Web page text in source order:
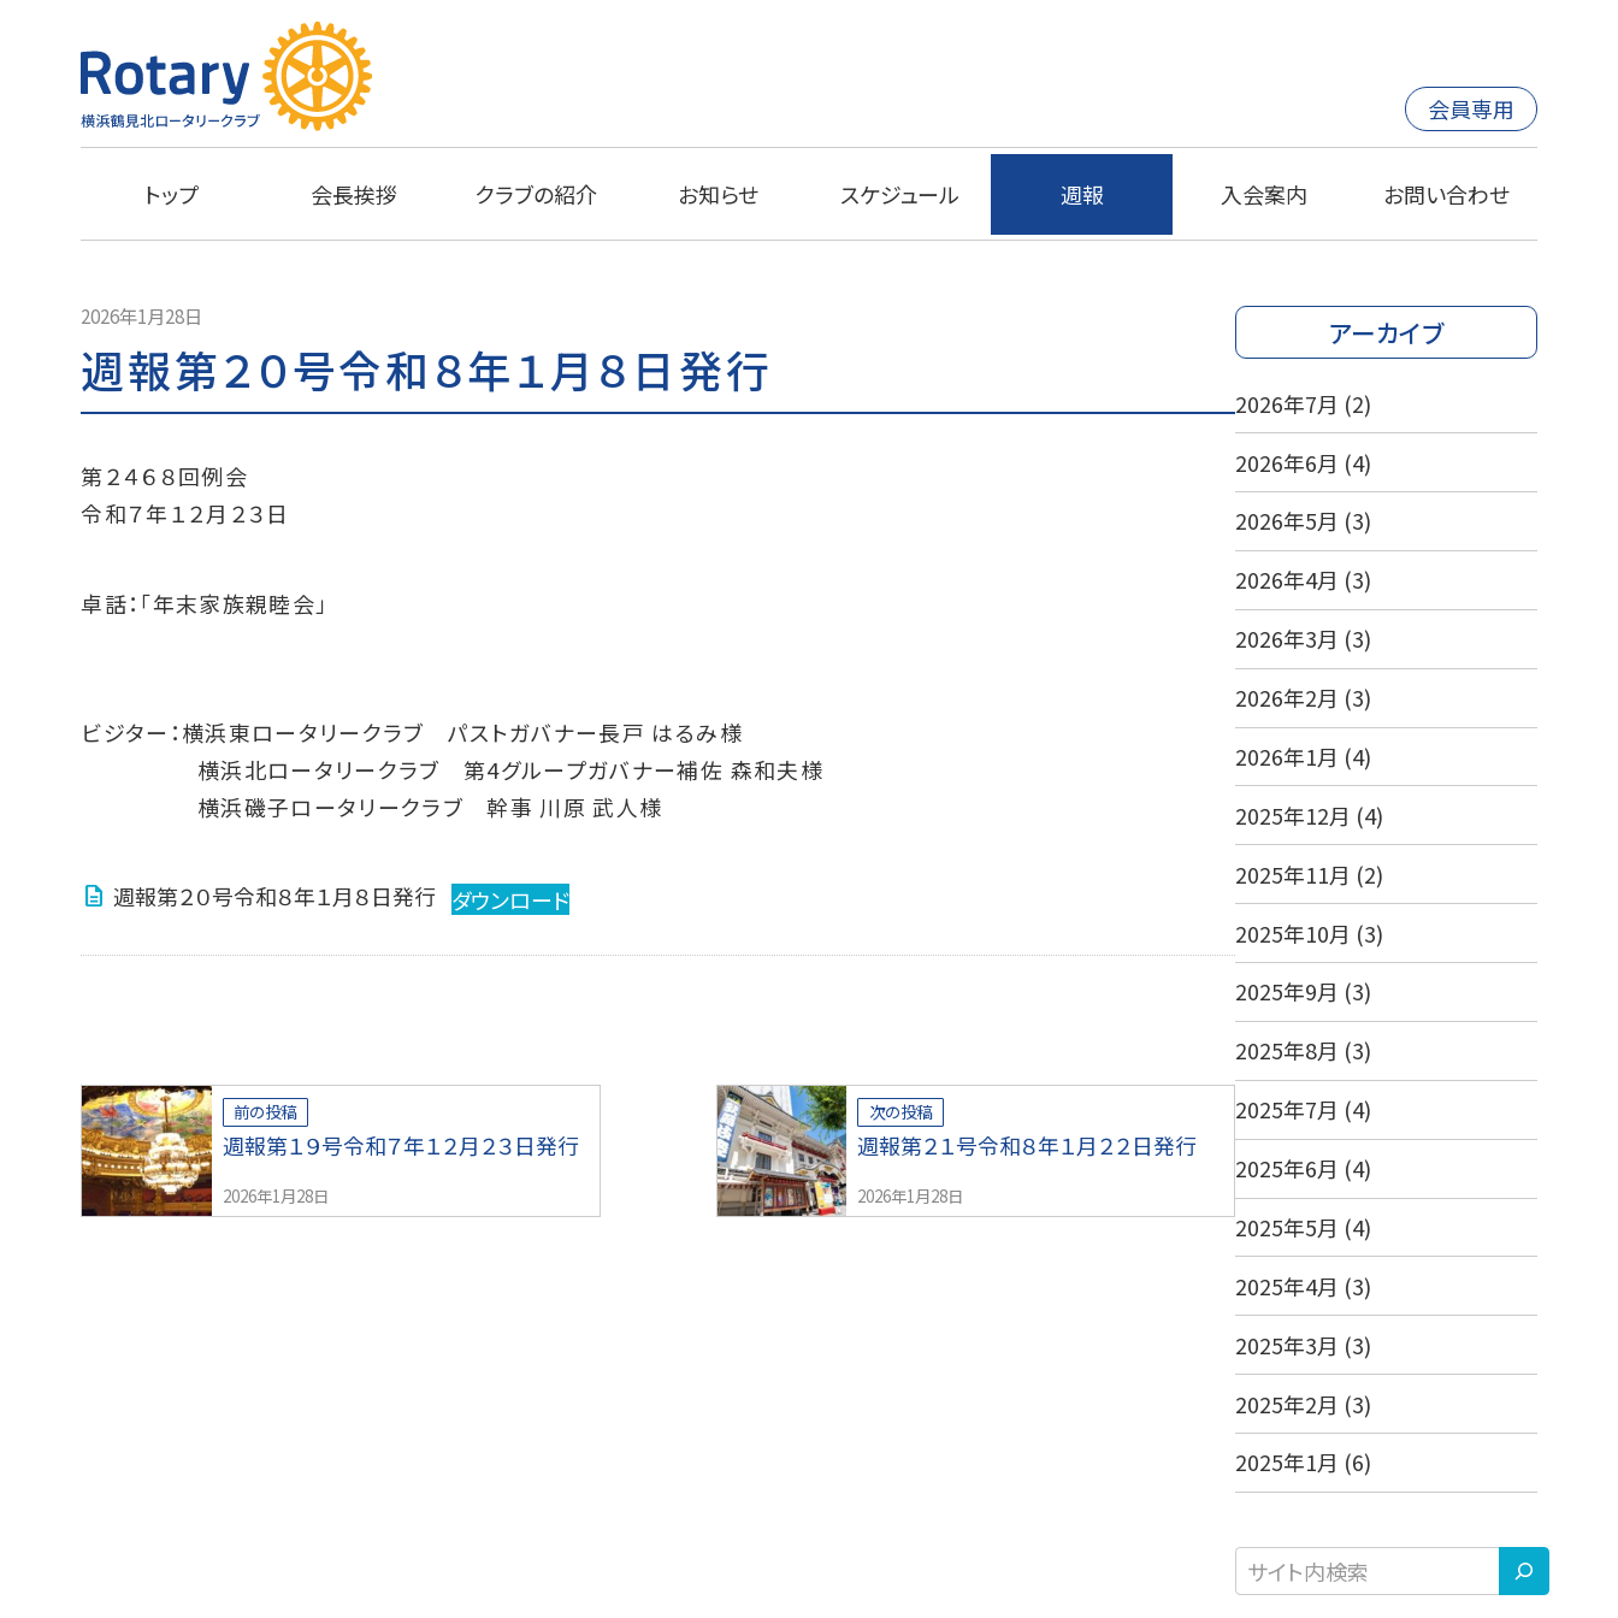
トップ 会長挨拶 クラブの紹介 お知らせ スケジュール 週報 入会案内 お問い合わせ
会員専用
2026年1月28日
週報第２０号令和８年１月８日発行
第２４６８回例会
令和７年１２月２３日
卓話：「年末家族親睦会」
ビジター：横浜東ロータリークラブ パストガバナー長戸 はるみ様
横浜北ロータリークラブ 第4グループガバナー補佐 森和夫様
横浜磯子ロータリークラブ 幹事 川原 武人様
週報第２０号令和８年１月８日発行 ダウンロード
前の投稿
週報第１９号令和７年１２月２３日発行
2026年1月28日
次の投稿
週報第２１号令和８年１月２２日発行
2026年1月28日
アーカイブ
2026年7月 (2)
2026年6月 (4)
2026年5月 (3)
2026年4月 (3)
2026年3月 (3)
2026年2月 (3)
2026年1月 (4)
2025年12月 (4)
2025年11月 (2)
2025年10月 (3)
2025年9月 (3)
2025年8月 (3)
2025年7月 (4)
2025年6月 (4)
2025年5月 (4)
2025年4月 (3)
2025年3月 (3)
2025年2月 (3)
2025年1月 (6)
検
索